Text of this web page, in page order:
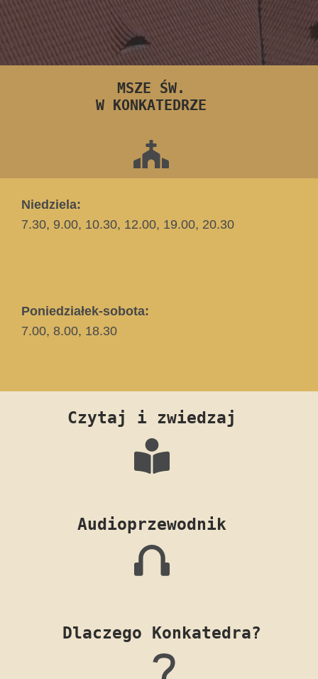
MSZE ŚW.
W KONKATEDRZE
Niedziela:
7.30, 9.00, 10.30, 12.00, 19.00, 20.30
Poniedziałek-sobota:
7.00, 8.00, 18.30
Czytaj i zwiedzaj
Audioprzewodnik
Dlaczego Konkatedra?